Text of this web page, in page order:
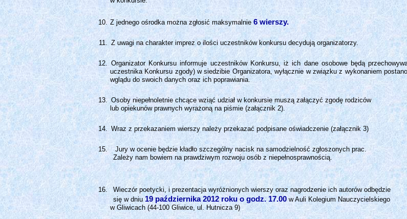
Z jednego ośrodka można zgłosić maksymalnie 6 wierszy.
Z uwagi na charakter imprez o ilości uczestników konkursu decydują organizatorzy.
Organizator Konkursu informuje uczestników Konkursu, iż ich dane osobowe będą
uczestnika Konkursu zgody) w siedzibie Organizatora, wyłącznie w związku z wykonaniem
wglądu do swoich danych oraz ich poprawiania.
Osoby niepełnoletnie chcące wziąć udział w konkursie muszą załączyć zgodę rodziców
lub opiekunów prawnych wyrażoną na piśmie (załącznik 2).
Wraz z przekazaniem wierszy należy przekazać podpisane oświadczenie (załącznik 3)
Jury w ocenie będzie kładło szczególny nacisk na samodzielność zgłoszonych prac.
Zależy nam bowiem na prawdziwym rozwoju osób z niepełnosprawnością.
Wieczór poetycki, i prezentacja wyróżnionych wierszy oraz nagrodzenie ich autorów odbędzie
się w dniu 19 października 2012 roku o godz. 17.00 w Auli Kolegium Nauczycielskiego
w Gliwicach (44-100 Gliwice, ul. Hutnicza 9)